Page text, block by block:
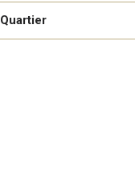
Quartier